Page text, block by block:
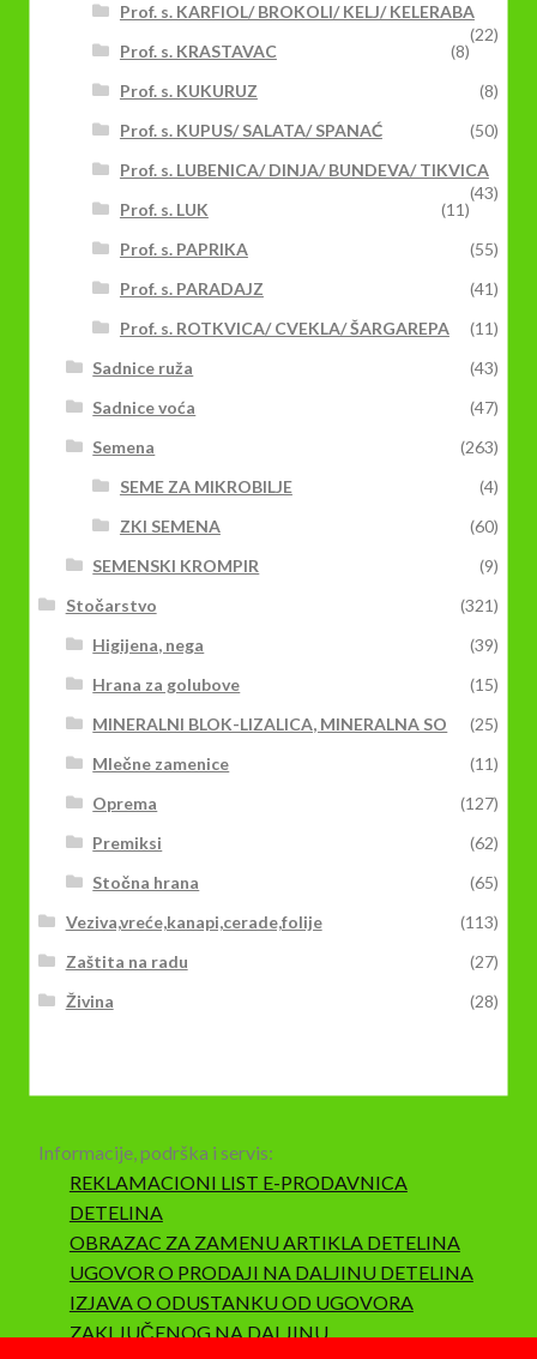
Prof. s. KARFIOL/ BROKOLI/ KELJ/ KELERABA
(22)
Prof. s. KRASTAVAC
(8)
Prof. s. KUKURUZ
(8)
Prof. s. KUPUS/ SALATA/ SPANAĆ
(50)
Prof. s. LUBENICA/ DINJA/ BUNDEVA/ TIKVICA
(43)
Prof. s. LUK
(11)
Prof. s. PAPRIKA
(55)
Prof. s. PARADAJZ
(41)
Prof. s. ROTKVICA/ CVEKLA/ ŠARGAREPA
(11)
Sadnice ruža
(43)
Sadnice voća
(47)
Semena
(263)
SEME ZA MIKROBILJE
(4)
ZKI SEMENA
(60)
SEMENSKI KROMPIR
(9)
Stočarstvo
(321)
Higijena, nega
(39)
Hrana za golubove
(15)
MINERALNI BLOK-LIZALICA, MINERALNA SO
(25)
Mlečne zamenice
(11)
Oprema
(127)
Premiksi
(62)
Stočna hrana
(65)
Veziva,vreće,kanapi,cerade,folije
(113)
Zaštita na radu
(27)
Živina
(28)
Informacije, podrška i servis:
REKLAMACIONI LIST E-PRODAVNICA
DETELINA
OBRAZAC ZA ZAMENU ARTIKLA DETELINA
UGOVOR O PRODAJI NA DALJINU DETELINA
IZJAVA O ODUSTANKU OD UGOVORA
ZAKLJUČENOG NA DALJINU